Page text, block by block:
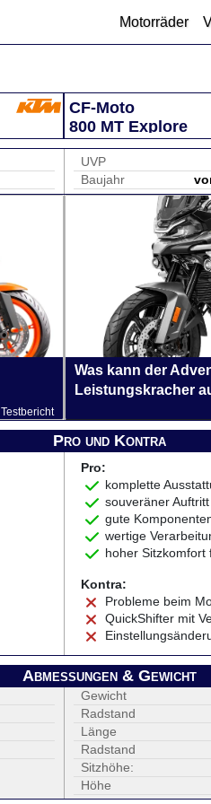
Motorräder
CF-Moto
800 MT Explore
UVP
Baujahr
Was kann der
Leistungskracher
Pro und Kontra
Pro:
komplette
souveräner Auftritt
gute
wertige
hoher
Kontra:
Probleme beim
QuickShifter mit
Abmessungen & Gewicht
Gewicht
Radstand
Länge
Radstand
Sitzhöhe:
Höhe